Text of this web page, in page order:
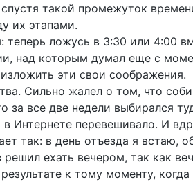
такой промежуток
их этапами.
ложусь в 3:30 или 4:00
над которым думал еще с
эти свои соображения.
Сильно жалел о том, что
все две недели выбирался
Интернете перевешивало. И
так: в день отъезда я встаю,
ехать вечером, так как
к тому моменту,